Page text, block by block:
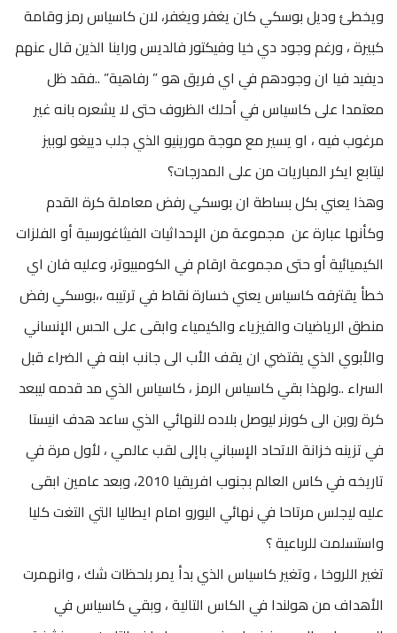
ويخطئ وديل بوسكي كان يغفر ويغفر، لان كاسياس رمز وقامة
كبيرة ، ورغم وجود دي خيا وفيكتور فالديس وراينا الذين قال عنهم
ديفيد فيا ان وجودهم في اي فريق هو ” رفاهية” ..فقد ظل
معتمدا على كاسياس في أحلك الظروف حتى لا يشعره بانه غير
مرغوب فيه ، او يسير مع موجة مورينيو الذي جلب دييغو لوبيز
ليتابع ايكر المباريات من على المدرجات؟
وهذا يعني بكل بساطة ان بوسكي رفض معاملة كرة القدم
وكأنها عبارة عن مجموعة من الإحداثيات الفيثاغورسية أو الفلزات
الكيميائية أو حتى مجموعة ارقام في الكومبيوتر، وعليه فان اي
خطأ يقترفه كاسياس يعني خسارة نقاط في ترتيبه ،،بوسكي رفض
منطق الرياضيات والفيزياء والكيمياء وابقى على الحس الإنساني
والأبوي الذي يقتضي ان يقف الأب الى جانب ابنه في الضراء قبل
السراء ..ولهذا بقي كاسياس الرمز ، كاسياس الذي مد قدمه ليبعد
كرة روبن الى كورنر ليوصل بلاده للنهائي الذي ساعد هدف انيستا
في تزينه خزانة الاتحاد الإسباني باإلى لقب عالمي ، لأول مرة في
تاريخه في كاس العالم بجنوب افريقيا 2010، وبعد عامين ابقى
عليه ليجلس مرتاحا في نهائي اليورو امام ايطاليا التي التغت كليا
واستسلمت للرباعية ؟
تغير اللروخا ، وتغير كاسياس الذي بدأ يمر بلحظات شك ، وانهمرت
الأهداف من هولندا في الكاس التالية ، وبقي كاسياس في